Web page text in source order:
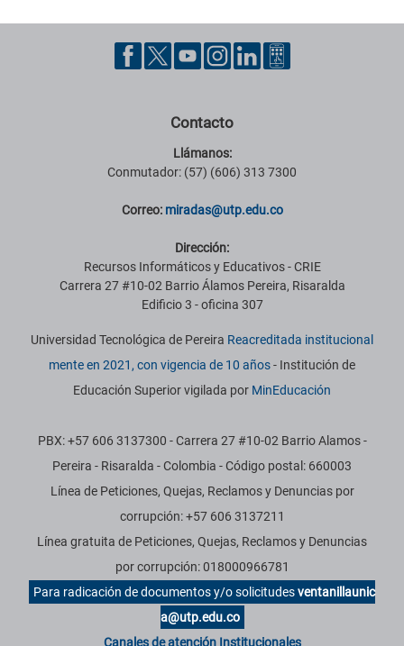
Contacto
Llámanos:
Conmutador: (57) (606) 313 7300
Correo: miradas@utp.edu.co
Dirección:
Recursos Informáticos y Educativos - CRIE
Carrera 27 #10-02 Barrio Álamos Pereira, Risaralda
Edificio 3 - oficina 307
Universidad Tecnológica de Pereira Reacreditada institucional
mente en 2021, con vigencia de 10 años- Institución de
Educación Superior vigilada por MinEducación
PBX: +57 606 3137300 - Carrera 27 #10-02 Barrio Alamos -
Pereira - Risaralda - Colombia - Código postal: 660003
Línea de Peticiones, Quejas, Reclamos y Denuncias por
corrupción: +57 606 3137211
Línea gratuita de Peticiones, Quejas, Reclamos y Denuncias
por corrupción: 018000966781
Para radicación de documentos y/o solicitudesventanillaunic
a@utp.edu.co
Canales de atención Institucionales